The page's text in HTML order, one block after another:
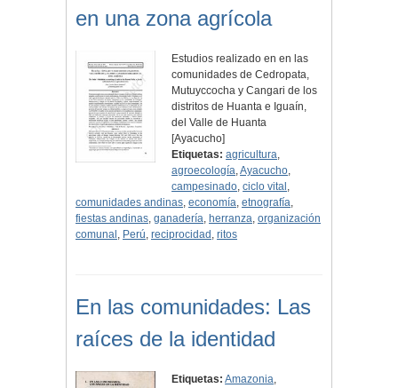
en una zona agrícola
Estudios realizado en en las
comunidades de Cedropata,
Mutuyccocha y Cangari de los
distritos de Huanta e Iguaín,
del Valle de Huanta
[Ayacucho]
Etiquetas: agricultura,
agroecología,Ayacucho,
campesinado,ciclo vital ,
comunidades andinas, economía, etnografía,
fiestas andinas, ganadería, herranza, organización
comunal , Perú, reciprocidad , ritos
En las comunidades: Las
raíces de la identidad
Etiquetas: Amazonia,